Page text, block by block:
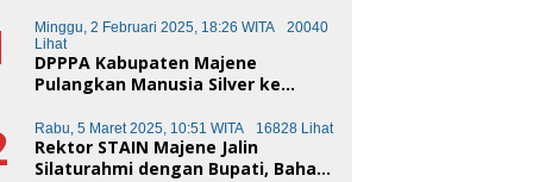
Minggu, 2 Februari 2025, 18:26 WITA
20040
Lihat
DPPPA Kabupaten Majene
Pulangkan Manusia Silver ke
Rabu, 5 Maret 2025, 10:51 WITA 16828 Lihat
Rektor STAIN Majene Jalin
Silaturahmi dengan Bupati, Bahas